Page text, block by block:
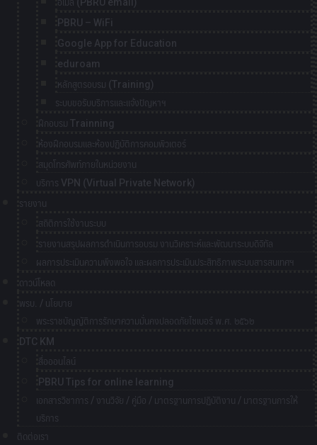
อีเมล์ (PBRU email)
PBRU – WiFi
Google App for Education
eduroam
หลักสูตรอบรม (Training)
ระบบขอรับบริการและแจ้งปัญหาฯ
ฝึกอบรม Trainning
ห้องฝึกอบรมและห้องปฏิบัติการคอมพิวเตอร์
สมุดโทรศัพท์ภายในหน่วยงาน
บริการ VPN (Virtual Private Network)
รายงาน
สถิติการใช้งานระบบ
รายงานสรุปผลการดำเนินการอบรม งานวิเคราะห์และพัฒนาระบบดิจิทัล
ผลการประเมินความพึงพอใจ และผลการประเมินประสิทธิภาพระบบสารสนเทศฯ
ดาวน์โหลด
พรบ. / นโยบาย
พระราชบัญญัติการรักษาความมั่นคงปลอดภัยไซเบอร์ พ.ศ. ๒๕๖๒
DTC KM
สื่อออนไลน์
PBRU Tips for online learning
เอกสารวิชาการ / งานวิจัย / คู่มือ / มาตรฐานการปฏิบัติงาน / มาตรฐานการให้
บริการ
ติดต่อเรา